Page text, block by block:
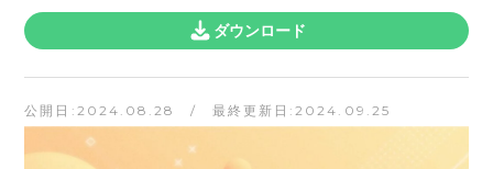
ダウンロード
公開日:2024.08.28 / 最終更新日:2024.09.25